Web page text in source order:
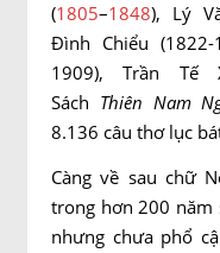
(1805–1848), Lý
Đình Chiểu (1822-
1909), Trần Tế
Sách Thiên Nam
8.136 câu thơ lục
Càng về sau chữ
trong hơn 200 năm
nhưng chưa phổ